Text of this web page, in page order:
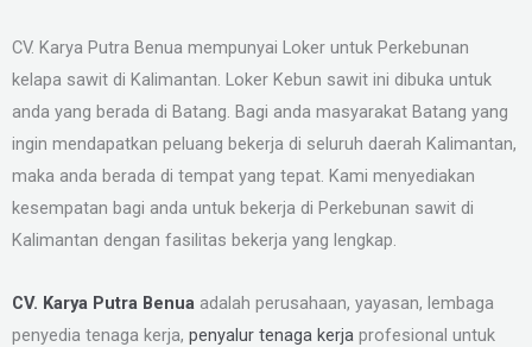
CV. Karya Putra Benua mempunyai Loker untuk Perkebunan
kelapa sawit di Kalimantan. Loker Kebun sawit ini dibuka untuk
anda yang berada di Batang. Bagi anda masyarakat Batang yang
ingin mendapatkan peluang bekerja di seluruh daerah Kalimantan,
maka anda berada di tempat yang tepat. Kami menyediakan
kesempatan bagi anda untuk bekerja di Perkebunan sawit di
Kalimantan dengan fasilitas bekerja yang lengkap.
CV. Karya Putra Benua adalah perusahaan, yayasan, lembaga
penyedia tenaga kerja, penyalur tenaga kerja profesional untuk